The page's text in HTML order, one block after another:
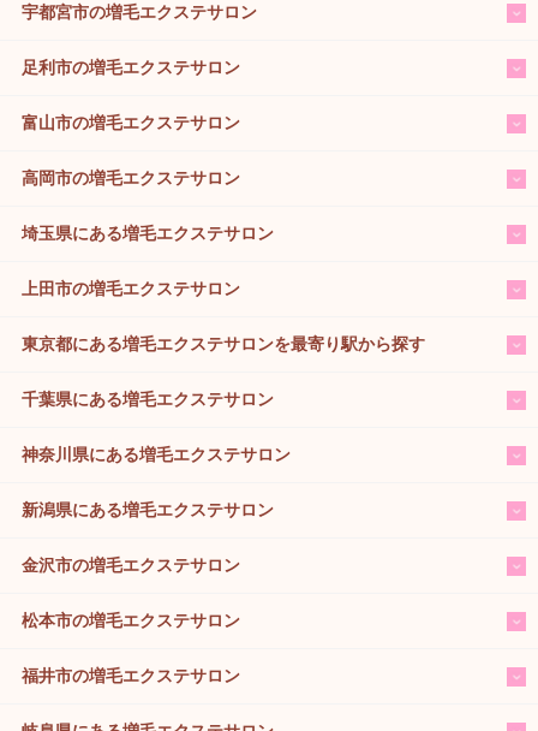
宇都宮市の増毛エクステサロン
足利市の増毛エクステサロン
富山市の増毛エクステサロン
高岡市の増毛エクステサロン
埼玉県にある増毛エクステサロン
上田市の増毛エクステサロン
東京都にある増毛エクステサロンを最寄り駅から探す
千葉県にある増毛エクステサロン
神奈川県にある増毛エクステサロン
新潟県にある増毛エクステサロン
金沢市の増毛エクステサロン
松本市の増毛エクステサロン
福井市の増毛エクステサロン